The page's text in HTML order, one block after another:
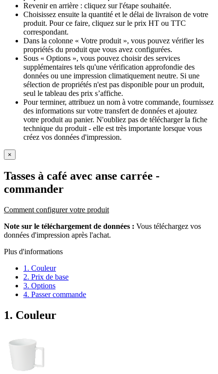
Revenir en arrière : cliquez sur l'étape souhaitée.
Choisissez ensuite la quantité et le délai de livraison de votre
produit. Pour ce faire, cliquez sur le prix HT ou TTC
correspondant.
Dans la colonne « Votre produit », vous pouvez vérifier les
propriétés du produit que vous avez configurées.
Sous « Options », vous pouvez choisir des services
supplémentaires tels qu'une vérification approfondie des
données ou une impression climatiquement neutre. Si une
sélection de propriétés n'est pas disponible pour un produit,
seul le tableau des prix s’affiche.
Pour terminer, attribuez un nom à votre commande, fournissez
des informations sur votre transfert de données et ajoutez
votre produit au panier. N'oubliez pas de télécharger la fiche
technique du produit - elle est très importante lorsque vous
créez vos données d'impression.
×
Tasses à café avec anse carrée -
commander
Comment configurer votre produit
Note sur le téléchargement de données : Vous téléchargez vos
données d'impression après l'achat.
Plus d'informations
1. Couleur
2. Prix de base
3. Options
4. Passer commande
1. Couleur